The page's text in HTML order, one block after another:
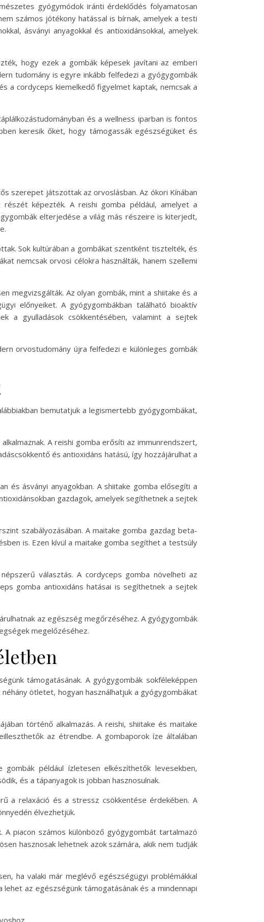
gyógymódok iránti érdeklődés folyamatosan
számos jótékony hatással is bírnak, amelyek a testi
ásványi anyagokkal és antioxidánsokkal, amelyek
hogy ezek a gombák képesek javítani az emberi
tudomány is egyre inkább felfedezi a gyógygombák
a cordyceps kiemelkedő figyelmet kaptak, nemcsak a
és a wellness iparban is fontos
keresik őket, hogy támogassák egészségüket és
szerepet játszottak az orvoslásban. Az ókori Kínában
képezték. A reishi gomba például, amelyet a
elterjedése a világ más részeire is kiterjedt,
Sok kultúrában a gombákat szentként tisztelték, és
nemcsak orvosi célokra használták, hanem szellemi
megvizsgálták. Az olyan gombák, mint a shiitake és a
előnyeiket. A gyógygombákban található bioaktív
a gyulladások csökkentésében, valamint a sejtek
orvostudomány újra felfedezi e különleges gombák
bemutatjuk a legismertebb gyógygombákat,
A reishi gomba erősíti az immunrendszert,
és antioxidáns hatású, így hozzájárulhat a
és ásványi anyagokban. A shiitake gomba elősegíti a
gazdagok, amelyek segíthetnek a sejtek
szabályozásában. A maitake gomba gazdag beta-
is. Ezen kívül a maitake gomba segíthet a testsúly
választás. A cordyceps gomba növelheti az
gomba antioxidáns hatásai is segíthetnek a sejtek
az egészség megőrzéséhez. A gyógygombák
megelőzéséhez.
támogatásának. A gyógygombák sokféleképpen
ötletet, hogyan használhatjuk a gyógygombákat
történő alkalmazás. A reishi, shiitake és maitake
az étrendbe. A gombaporok íze általában
például ízletesen elkészíthetők levesekben,
és a tápanyagok is jobban hasznosulnak.
a relaxáció és a stressz csökkentése érdekében. A
élvezhetjük.
piacon számos különböző gyógygombát tartalmazó
hasznosak lehetnek azok számára, akik nem tudják
ha valaki már meglévő egészségügyi problémákkal
az egészségünk támogatásának és a mindennapi